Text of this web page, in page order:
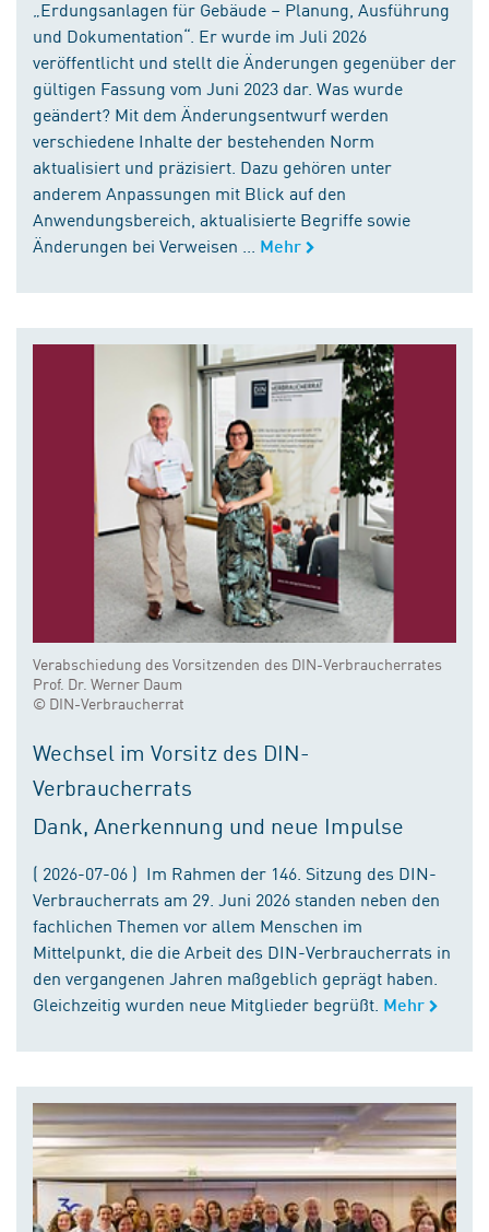
„Erdungsanlagen für Gebäude – Planung, Ausführung
und Dokumentation“. Er wurde im Juli 2026
veröffentlicht und stellt die Änderungen gegenüber der
gültigen Fassung vom Juni 2023 dar. Was wurde
geändert? Mit dem Änderungsentwurf werden
verschiedene Inhalte der bestehenden Norm
aktualisiert und präzisiert. Dazu gehören unter
anderem Anpassungen mit Blick auf den
Anwendungsbereich, aktualisierte Begriffe sowie
Änderungen bei Verweisen ...
Mehr
Verabschiedung des Vorsitzenden des DIN-Verbraucherrates
Prof. Dr. Werner Daum
© DIN-Verbraucherrat
Wechsel im Vorsitz des DIN-
Verbraucherrats
Dank, Anerkennung und neue Impulse
( 2026-07-06 ) Im Rahmen der 146. Sitzung des DIN-
Verbraucherrats am 29. Juni 2026 standen neben den
fachlichen Themen vor allem Menschen im
Mittelpunkt, die die Arbeit des DIN-Verbraucherrats in
den vergangenen Jahren maßgeblich geprägt haben.
Gleichzeitig wurden neue Mitglieder begrüßt. Mehr